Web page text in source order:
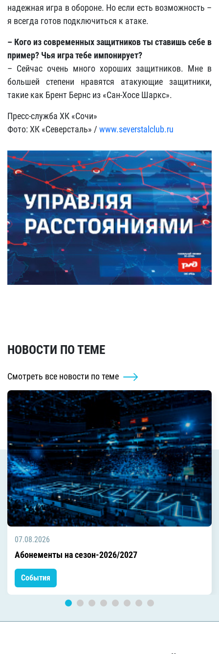
надежная игра в обороне. Но если есть возможность –
я всегда готов подключиться к атаке.
– Кого из современных защитников ты ставишь себе в
пример? Чья игра тебе импонирует?
– Сейчас очень много хороших защитников. Мне в
большей степени нравятся атакующие защитники,
такие как Брент Бернс из «Сан-Хосе Шаркс».
Пресс-служба ХК «Сочи»
Фото: ХК «Северсталь» / www.severstalclub.ru
НОВОСТИ ПО ТЕМЕ
Смотреть все новости по теме
07.08.2026
Абонементы на сезон-2026/2027
События